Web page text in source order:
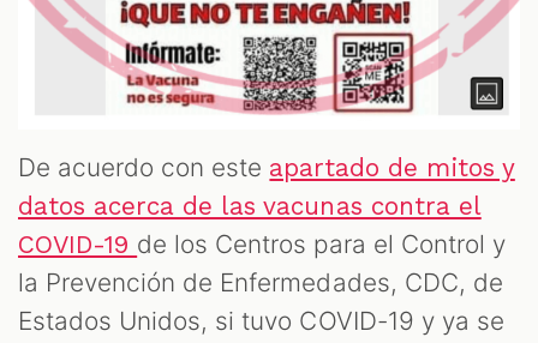
De acuerdo con este apartado de mitos y
datos acerca de las vacunas contra el
COVID-19 de los Centros para el Control y
la Prevención de Enfermedades, CDC, de
Estados Unidos, si tuvo COVID-19 y ya se